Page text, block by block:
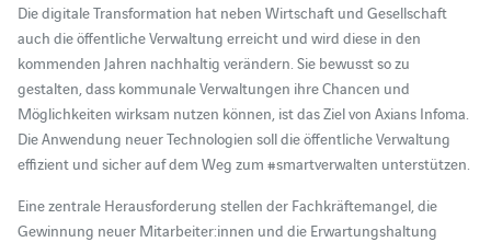
Die digitale Transformation hat neben Wirtschaft und Gesellschaft
auch die öffentliche Verwaltung erreicht und wird diese in den
kommenden Jahren nachhaltig verändern. Sie bewusst so zu
gestalten, dass kommunale Verwaltungen ihre Chancen und
Möglichkeiten wirksam nutzen können, ist das Ziel von Axians Infoma.
Die Anwendung neuer Technologien soll die öffentliche Verwaltung
effizient und sicher auf dem Weg zum #smartverwalten unterstützen.
Eine zentrale Herausforderung stellen der Fachkräftemangel, die
Gewinnung neuer Mitarbeiter:innen und die Erwartungshaltung